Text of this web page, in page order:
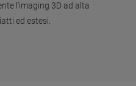
l'imaging 3D ad alta
ed estesi.